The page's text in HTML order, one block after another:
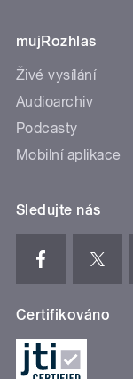
mujRozhlas
Živé vysílání
Audioarchiv
Podcasty
Mobilní aplikace
Sledujte nás
Certifikováno